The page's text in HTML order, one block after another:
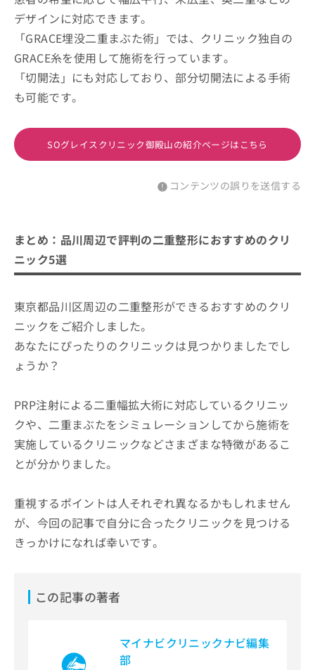
デザインに対応できます。
「GRACE埋没二重まぶた術」では、クリニック独自の
GRACE糸を使用して施術を行っています。
「切開法」にも対応しており、部分切開法による手術
も可能です。
SOグレイスクリニック御殿山の紹介ページはこちら
コンテンツの誤りを送信する
まとめ：品川周辺で評判の二重整形におすすめのクリ
ニック5選
東京都品川区周辺の二重整形ができるおすすめのクリ
ニックをご紹介しました。
あなたにぴったりのクリニックは見つかりましたでし
ょうか？
PRP注射による二重幅拡大術に対応しているクリニッ
クや、二重まぶたをシミュレーションしてから施術を
実施しているクリニックなどさまざまな特徴があるこ
とが分かりました。
重視するポイントは人それぞれ異なるかもしれません
が、今回の記事で自分に合ったクリニックを見つける
きっかけになれば幸いです。
この記事の著者
マイナビクリニックナビ編集
部